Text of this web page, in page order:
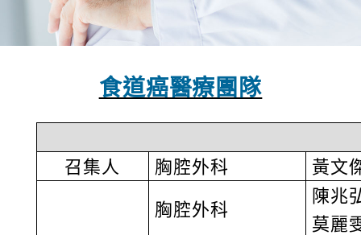
食道癌醫療團隊
召集人 胸腔外科 黃文
胸腔外科
陳兆
莫麗